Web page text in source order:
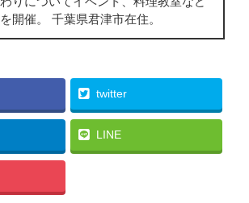
を開催。 千葉県君津市在住。
twitter
LINE